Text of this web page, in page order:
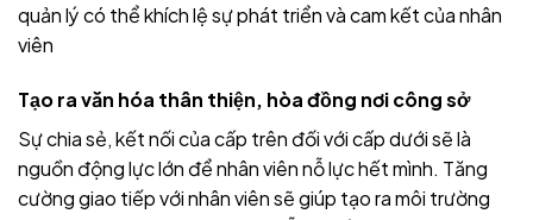
quản lý có thể khích lệ sự phát triển và cam kết của nhân
viên
Tạo ra văn hóa thân thiện, hòa đồng nơi công sở
Sự chia sẻ, kết nối của cấp trên đối với cấp dưới sẽ là
nguồn động lực lớn để nhân viên nỗ lực hết mình. Tăng
cường giao tiếp với nhân viên sẽ giúp tạo ra môi trường